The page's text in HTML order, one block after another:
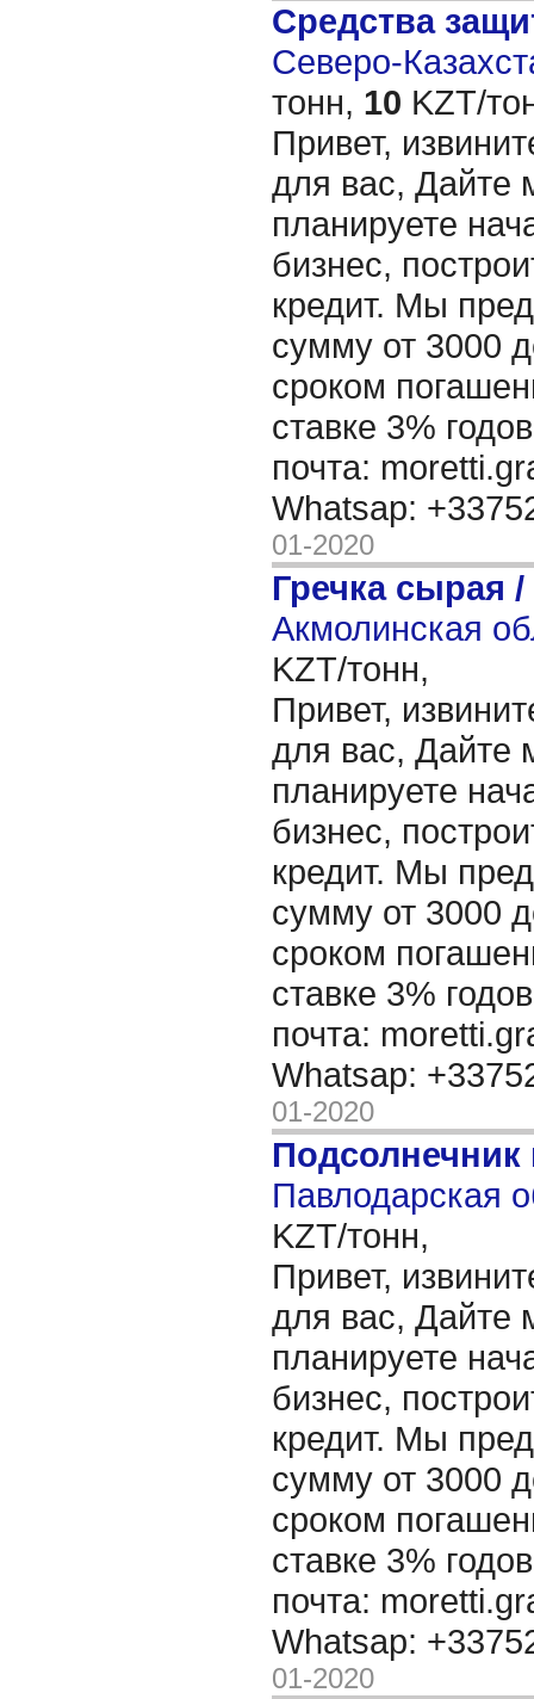
Средства
Северо-
тонн, 10 KZT/
Привет,
для вас, Дайте
планируете
бизнес,
кредит. Мы
сумму от 3000
сроком
ставке 3%
почта:
Whatsap:
01-2020
Гречка сырая /
Акмолинская
KZT/тонн,
Привет,
для вас, Дайте
планируете
бизнес,
кредит. Мы
сумму от 3000
сроком
ставке 3%
почта:
Whatsap:
01-2020
Павлодарская
KZT/тонн,
Привет,
для вас, Дайте
планируете
бизнес,
кредит. Мы
сумму от 3000
сроком
ставке 3%
почта:
Whatsap:
01-2020